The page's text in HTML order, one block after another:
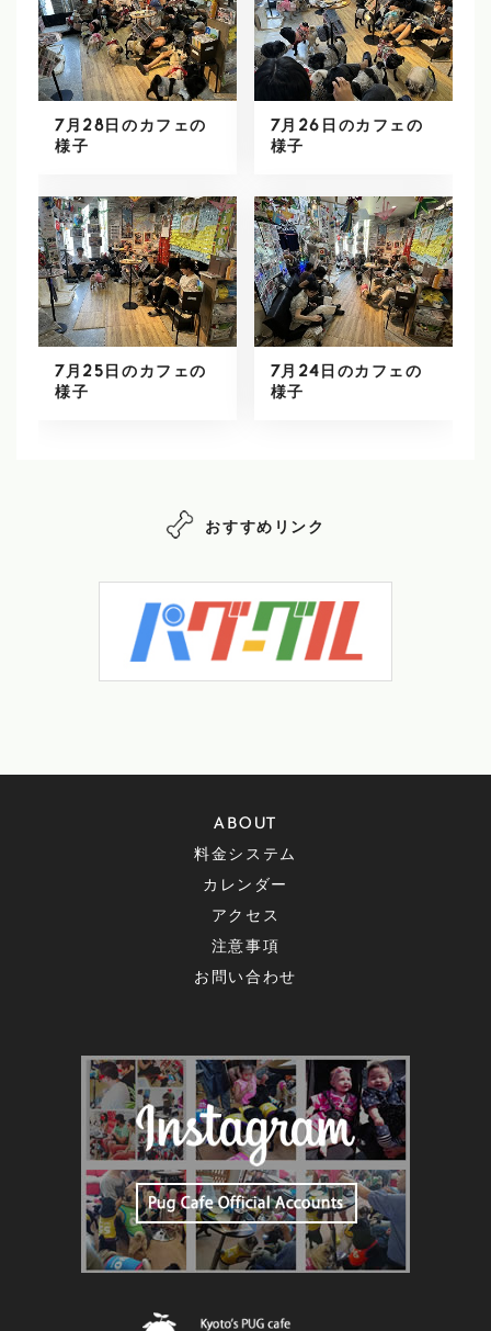
7月28日のカフェの
様子
7月26日のカフェの
様子
7月25日のカフェの
様子
7月24日のカフェの
様子
おすすめリンク
ABOUT
料金システム
カレンダー
アクセス
注意事項
お問い合わせ